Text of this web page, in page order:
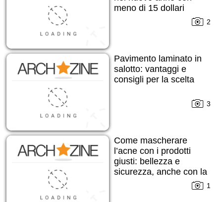
meno di 15 dollari
2
Pavimento laminato in
salotto: vantaggi e
consigli per la scelta
3
Come mascherare
l’acne con i prodotti
giusti: bellezza e
sicurezza, anche con la
1